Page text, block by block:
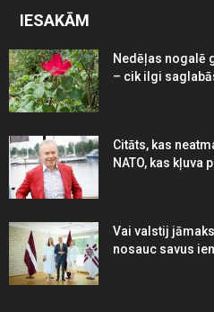
IESAKĀM
Nedēļas nogalē
– cik ilgi
Citāts, kas
NATO, kas kļuva
Vai valstij
nosauc savus